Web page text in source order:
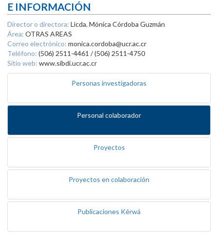
E INFORMACIÓN
Director o directora: Licda. Mónica Córdoba Guzmán
Área: OTRAS AREAS
Correo electrónico: monica.cordoba@ucr.ac.cr
Teléfono: (506) 2511-4461 / (506) 2511-4750
Sitio web: www.sibdi.ucr.ac.cr
Personas investigadoras
Personal colaborador
Proyectos
Proyectos en colaboración
Publicaciones Kérwá